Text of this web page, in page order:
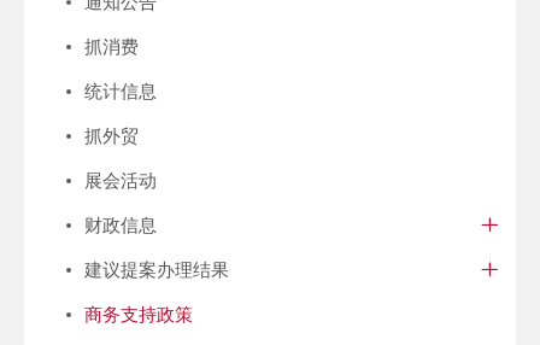
抓消费
统计信息
抓外贸
展会活动
财政信息
建议提案办理结果
商务支持政策